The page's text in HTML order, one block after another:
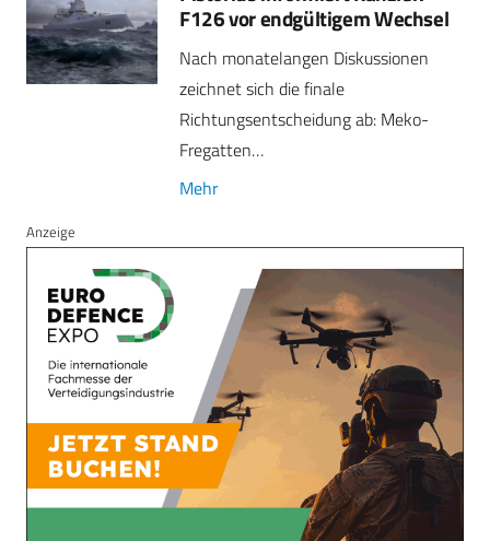
F126 vor endgültigem Wechsel
Nach monatelangen Diskussionen
zeichnet sich die finale
Richtungsentscheidung ab: Meko-
Fregatten…
Mehr
Anzeige